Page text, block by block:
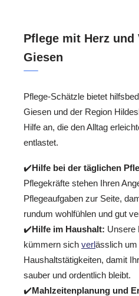
Pflege mit Herz und
Giesen
Pflege-Schätzle bietet
Giesen und der Region
Hilfe an, die den Alltag
entlastet.
✔️Hilfe bei der täglichen
Pflegekräfte stehen Ihren
Pflegeaufgaben zur Seite,
rundum wohlfühlen und gut
✔️Hilfe im Haushalt: Unsere
kümmern sich verlässlich um
Haushaltstätigkeiten, damit
sauber und ordentlich bleibt.
✔️Mahlzeitenplanung und